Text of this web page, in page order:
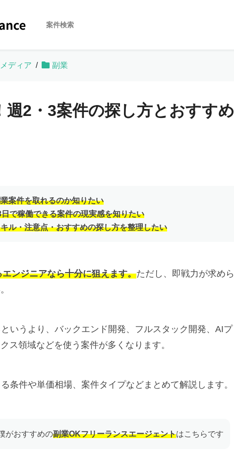
案件検索
メディア / 副業
2・3案件の探し方とおすすめ
案件を取れるのか知りたい
で稼働できる案件の現実感を知りたい
ル・注意点・おすすめの探し方を整理したい
ンジニアなら十分に狙えます。ただし、即戦力が求めら
いうより、バックエンド開発、フルスタック開発、AIプ
ス領域などを使う案件が多くなります。
条件や単価相場、案件タイプなどまとめて解説します。
がおすすめの副業OKフリーランスエージェントはこちらです